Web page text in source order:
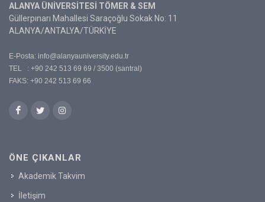
ALANYA ÜNİVERSİTESİ TÖMER & SEM
Güllerpınarı Mahallesi Saraçoğlu Sokak No: 11
ALANYA/ANTALYA/TÜRKİYE
E-Posta: info@alanyauniversity.edu.tr
TEL : +90 242 513 69 69 / 3500 (santral)
FAKS: +90 242 513 69 66
ÖNE ÇIKANLAR
Akademik Takvim
İletişim